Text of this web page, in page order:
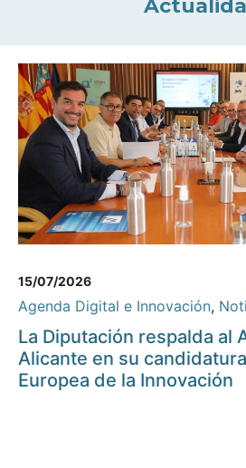
15/07/2026
Agenda Digital e Innovación,
La Diputación respalda al
Alicante en su
Europea de la Innovación